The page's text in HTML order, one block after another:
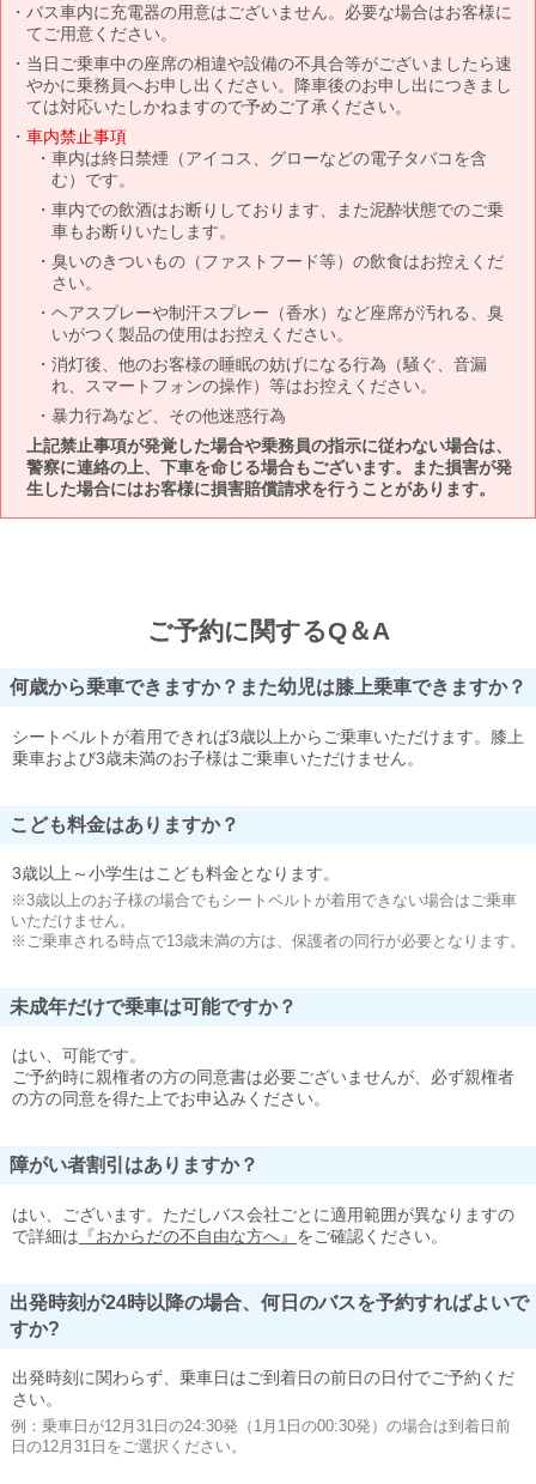
バス車内に充電器の用意はございません。必要な場合はお客様に
てご用意ください。
当日ご乗車中の座席の相違や設備の不具合等がございましたら速
やかに乗務員へお申し出ください。降車後のお申し出につきまし
ては対応いたしかねますので予めご了承ください。
車内禁止事項
車内は終日禁煙（アイコス、グローなどの電子タバコを含
む）です。
車内での飲酒はお断りしております、また泥酔状態でのご乗
車もお断りいたします。
臭いのきついもの（ファストフード等）の飲食はお控えくだ
さい。
ヘアスプレーや制汗スプレー（香水）など座席が汚れる、臭
いがつく製品の使用はお控えください。
消灯後、他のお客様の睡眠の妨げになる行為（騒ぐ、音漏
れ、スマートフォンの操作）等はお控えください。
暴力行為など、その他迷惑行為
上記禁止事項が発覚した場合や乗務員の指示に従わない場合は、
警察に連絡の上、下車を命じる場合もございます。また損害が発
生した場合にはお客様に損害賠償請求を行うことがあります。
ご予約に関するQ＆A
何歳から乗車できますか？また幼児は膝上乗車できますか？
シートベルトが着用できれば3歳以上からご乗車いただけます。膝上
乗車および3歳未満のお子様はご乗車いただけません。
こども料金はありますか？
3歳以上～小学生はこども料金となります。
※3歳以上のお子様の場合でもシートベルトが着用できない場合はご乗車
いただけません。
※ご乗車される時点で13歳未満の方は、保護者の同行が必要となります。
未成年だけで乗車は可能ですか？
はい、可能です。
ご予約時に親権者の方の同意書は必要ございませんが、必ず親権者
の方の同意を得た上でお申込みください。
障がい者割引はありますか？
はい、ございます。ただしバス会社ごとに適用範囲が異なりますの
で詳細は 『おからだの不自由な方へ』 をご確認ください。
出発時刻が24時以降の場合、何日のバスを予約すればよいで
すか?
出発時刻に関わらず、乗車日はご到着日の前日の日付でご予約くだ
さい。
例：乗車日が12月31日の24:30発（1月1日の00:30発）の場合は到着日前
日の12月31日をご選択ください。